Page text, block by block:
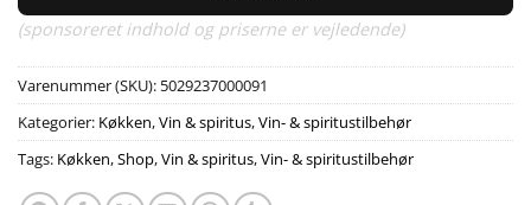
(sponsoreret indhold og priserne er vejledende)
Varenummer (SKU): 5029237000091
Kategorier: Køkken,Vin & spiritus,Vin- & spiritustilbehør
Tags: Køkken,Shop,Vin & spiritus,Vin- & spiritustilbehør